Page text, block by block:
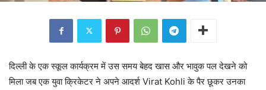
दिल्ली के एक स्कूल कार्यक्रम में उस समय बेहद खास और भावुक पल देखने को
मिला जब एक युवा क्रिकेटर ने अपने आदर्श Virat Kohli के पैर छूकर उनका